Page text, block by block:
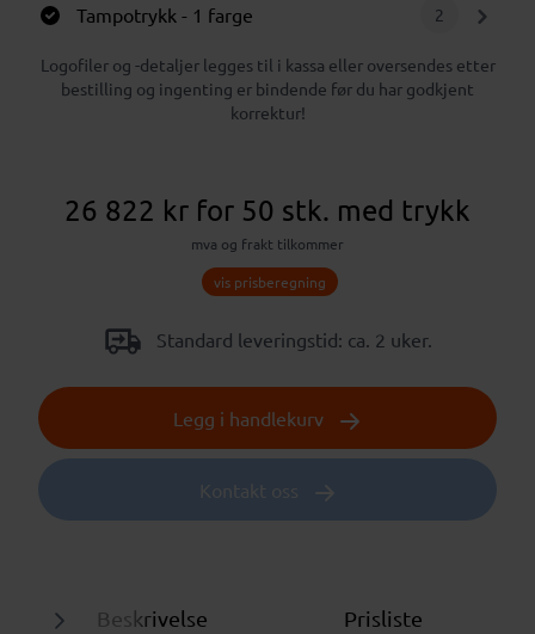
Tampotrykk - 1 farge 2
Logofiler og -detaljer legges til i kassa eller oversendes etter
bestilling og ingenting er bindende før du har godkjent
korrektur!
26 822 kr for 50 stk. med trykk
mva og frakt tilkommer
vis prisberegning
Standard leveringstid: ca. 2 uker.
Legg i handlekurv
Kontakt oss
Beskrivelse Prisliste